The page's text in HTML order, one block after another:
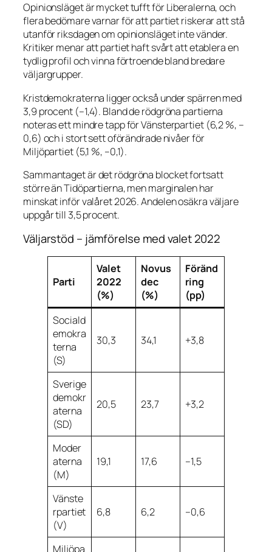
Opinionsläget är mycket tufft för Liberalerna, och
flera bedömare varnar för att partiet riskerar att stå
utanför riksdagen om opinionsläget inte vänder.
Kritiker menar att partiet haft svårt att etablera en
tydlig profil och vinna förtroende bland bredare
väljargrupper.
Kristdemokraterna ligger också under spärren med
3,9 procent (–1,4). Bland de rödgröna partierna
noteras ett mindre tapp för Vänsterpartiet (6,2 %, –
0,6) och i stort sett oförändrade nivåer för
Miljöpartiet (5,1 %, –0,1).
Sammantaget är det rödgröna blocket fortsatt
större än Tidöpartierna, men marginalen har
minskat inför valåret 2026. Andelen osäkra väljare
uppgår till 3,5 procent.
Väljarstöd – jämförelse med valet 2022
Parti
Valet
2022
(%)
Novus
dec
(%)
Föränd
ring
(pp)
Sociald
emokra
terna
(S)
30,3 34,1 +3,8
Sverige
demokr
aterna
(SD)
20,5 23,7 +3,2
Moder
aterna
(M)
19,1 17,6 –1,5
Vänste
rpartiet
(V)
6,8 6,2 –0,6
Miljöpa